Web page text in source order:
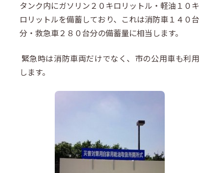
タンク内にガソリン２０キロリットル・軽油１０キ
ロリットルを備蓄しており、これは消防車１４０台
分・救急車２８０台分の備蓄量に相当します。
緊急時は消防車両だけでなく、市の公用車も利用
します。